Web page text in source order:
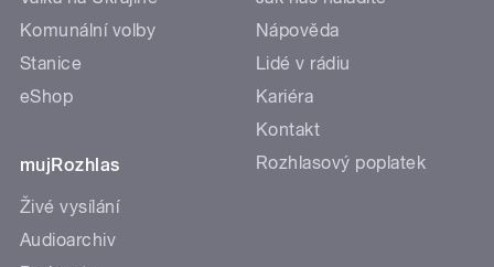
Komunální volby
Stanice
eShop
mujRozhlas
Živé vysílání
Audioarchiv
Nápověda
Lidé v rádiu
Kariéra
Kontakt
Rozhlasový poplatek